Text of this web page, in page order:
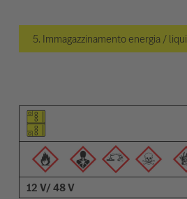
5. Immagazzinamento energia /
Pittogramma dell'elemento
Pittogrammi degli avvisi
Descrizione
12 V/ 48 V